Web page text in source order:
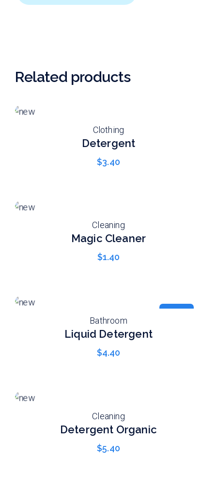
Related products
Clothing
Detergent
$3.40
Cleaning
Magic Cleaner
$1.40
new
Bathroom
Liquid Detergent
$4.40
Cleaning
Detergent Organic
$5.40